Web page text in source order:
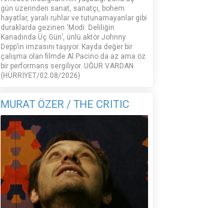
gün üzerinden sanat, sanatçı, bohem
hayatlar, yaralı ruhlar ve tutunamayanlar gibi
duraklarda gezinen ‘Modi: Deliliğin
Kanadında Üç Gün’, ünlü aktör Johnny
Depp’in imzasını taşıyor. Kayda değer bir
çalışma olan filmde Al Pacino da az ama öz
bir performans sergiliyor. UĞUR VARDAN
(HÜRRİYET/02.08/2026)
MURAT ÖZER / THE CRITIC